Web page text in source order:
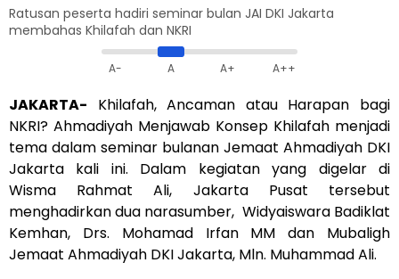
Ratusan peserta hadiri seminar bulan JAI DKI Jakarta
membahas Khilafah dan NKRI
A- A A+ A++
JAKARTA- Khilafah, Ancaman atau Harapan bagi
NKRI? Ahmadiyah Menjawab Konsep Khilafah menjadi
tema dalam seminar bulanan Jemaat Ahmadiyah DKI
Jakarta kali ini. Dalam kegiatan yang digelar di
Wisma Rahmat Ali, Jakarta Pusat tersebut
menghadirkan dua narasumber, Widyaiswara Badiklat
Kemhan, Drs. Mohamad Irfan MM dan Mubaligh
Jemaat Ahmadiyah DKI Jakarta, Mln. Muhammad Ali.